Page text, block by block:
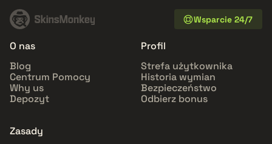
Wsparcie 24/7
O nas
Blog
Centrum Pomocy
Why us
Depozyt
Profil
Strefa użytkownika
Historia wymian
Bezpieczeństwo
Odbierz bonus
Zasady